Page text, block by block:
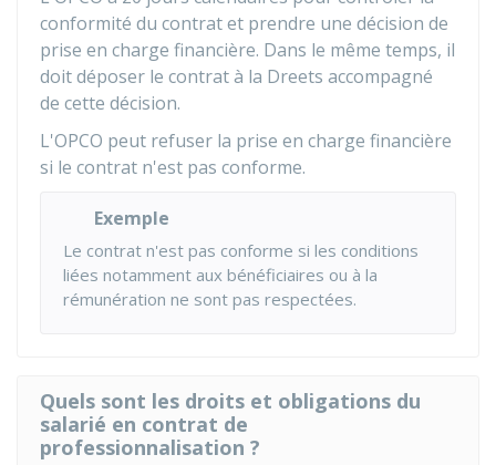
conformité du contrat et prendre une décision de
prise en charge financière. Dans le même temps, il
doit déposer le contrat à la Dreets accompagné
de cette décision.
L'OPCO peut refuser la prise en charge financière
si le contrat n'est pas conforme.
Exemple
Le contrat n'est pas conforme si les conditions
liées notamment aux bénéficiaires ou à la
rémunération ne sont pas respectées.
Quels sont les droits et obligations du
salarié en contrat de
professionnalisation ?